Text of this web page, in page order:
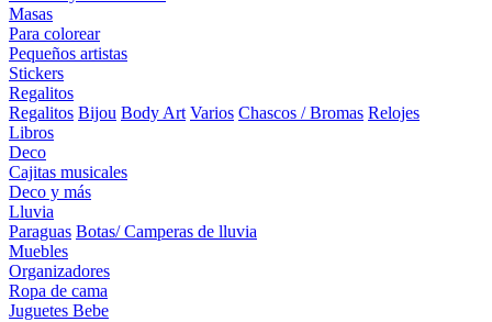
Masas
Para colorear
Pequeños artistas
Stickers
Regalitos
Regalitos Bijou Body Art Varios Chascos / Bromas Relojes
Libros
Deco
Cajitas musicales
Deco y más
Lluvia
Paraguas Botas/ Camperas de lluvia
Muebles
Organizadores
Ropa de cama
Juguetes Bebe